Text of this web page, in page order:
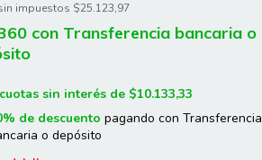
impuestos $25.123,97
con Transferencia bancaria o
cuotas sin interés de $10.133,33
de descuento pagando con Transferencia
o depósito